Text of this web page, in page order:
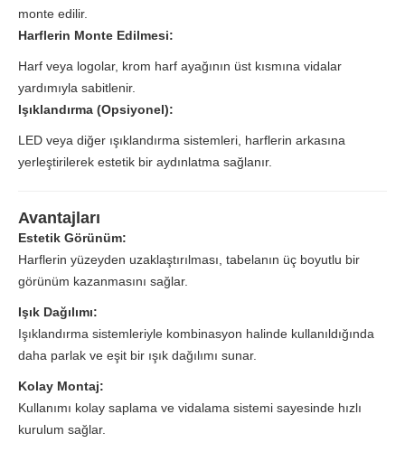
monte edilir.
Harflerin Monte Edilmesi:
Harf veya logolar, krom harf ayağının üst kısmına vidalar
yardımıyla sabitlenir.
Işıklandırma (Opsiyonel):
LED veya diğer ışıklandırma sistemleri, harflerin arkasına
yerleştirilerek estetik bir aydınlatma sağlanır.
Avantajları
Estetik Görünüm:
Harflerin yüzeyden uzaklaştırılması, tabelanın üç boyutlu bir
görünüm kazanmasını sağlar.
Işık Dağılımı:
Işıklandırma sistemleriyle kombinasyon halinde kullanıldığında
daha parlak ve eşit bir ışık dağılımı sunar.
Kolay Montaj:
Kullanımı kolay saplama ve vidalama sistemi sayesinde hızlı
kurulum sağlar.